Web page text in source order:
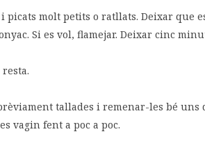
picats molt petits o ratllats. Deixar que
Si es vol, flamejar. Deixar cinc
tallades i remenar-les bé
vagin fent a poc a poc.